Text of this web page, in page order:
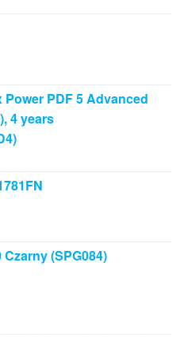
PDF 5 Advanced
4 years
(SPG084)